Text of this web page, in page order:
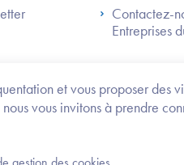
et vous proposer des
vous invitons à prendre
Contactez-
Entreprises